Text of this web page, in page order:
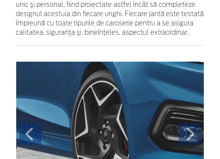
unic şi personal, fiind proiectate astfel încât să completeze
designul acestuia din fiecare unghi. Fiecare jantă este testată
împreună cu toate tipurile de caroserie pentru a se asigura
calitatea, siguranţa şi, bineînţeles, aspectul extraordinar.